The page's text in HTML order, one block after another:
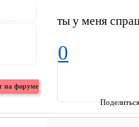
ты у меня
0